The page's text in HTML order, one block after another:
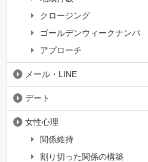
クロージング
ゴールデンウィークナンパ
アプローチ
メール・LINE
デート
女性心理
関係維持
割り切った関係の構築